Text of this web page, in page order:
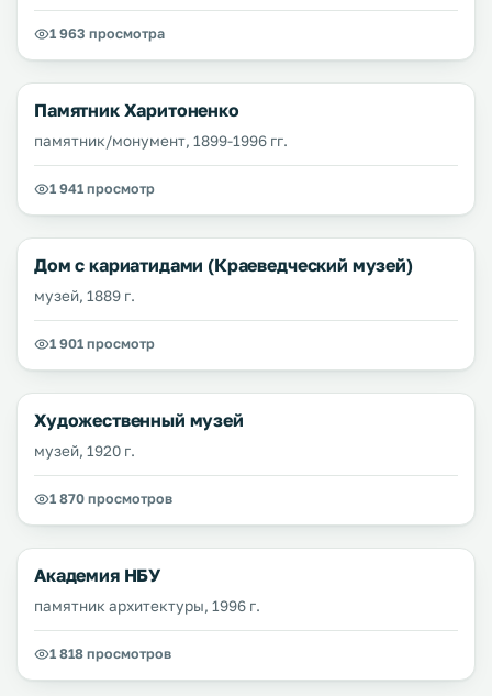
1 963 просмотра
Памятник Харитоненко
памятник/монумент, 1899-1996 гг.
1 941 просмотр
Дом с кариатидами (Краеведческий музей)
музей, 1889 г.
1 901 просмотр
Художественный музей
музей, 1920 г.
1 870 просмотров
Академия НБУ
памятник архитектуры, 1996 г.
1 818 просмотров